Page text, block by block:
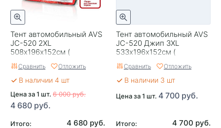
Тент автомобильный AVS
JC-520 2XL
508х196х152см (
водонепроницаемый)
Сравнить Отложить
В наличии 4 шт
Цена за 1 шт. 6 000 руб.
4 680 руб.
Итого: 4 680 руб.
Тент автомобильный AVS
JC-520 Джип 3XL
533х196х152см (
водонепроницаемый)
Сравнить Отложить
В наличии 3 шт
Цена за 1 шт. 4 700 руб.
Итого: 4 700 руб.